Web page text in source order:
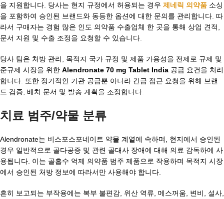
을 지원합니다. 당사는 현지 규정에서 허용되는 경우 제네릭 의약품 소싱
을 포함하여 승인된 브랜드와 동등한 옵션에 대한 문의를 관리합니다. 따
라서 구매자는 경험 많은 인도 의약품 수출업체 한 곳을 통해 상업 견적,
문서 지원 및 수출 조정을 요청할 수 있습니다.
당사 팀은 처방 관리, 목적지 국가 규정 및 제품 가용성을 전제로 규제 및
준규제 시장을 위한 Alendronate 70 mg Tablet India 공급 요건을 처리
합니다. 또한 정기적인 기관 공급뿐 아니라 긴급 접근 요청을 위해 브랜
드 검증, 배치 문서 및 발송 계획을 조정합니다.
치료 범주/약물 분류
Alendronate는 비스포스포네이트 약물 계열에 속하며, 현지에서 승인된
경우 일반적으로 골다공증 및 관련 골대사 장애에 대해 의료 감독하에 사
용됩니다. 이는 골흡수 억제 의약품 범주 제품으로 작용하며 목적지 시장
에서 승인된 처방 정보에 따라서만 사용해야 합니다.
흔히 보고되는 부작용에는 복부 불편감, 위산 역류, 메스꺼움, 변비, 설사,